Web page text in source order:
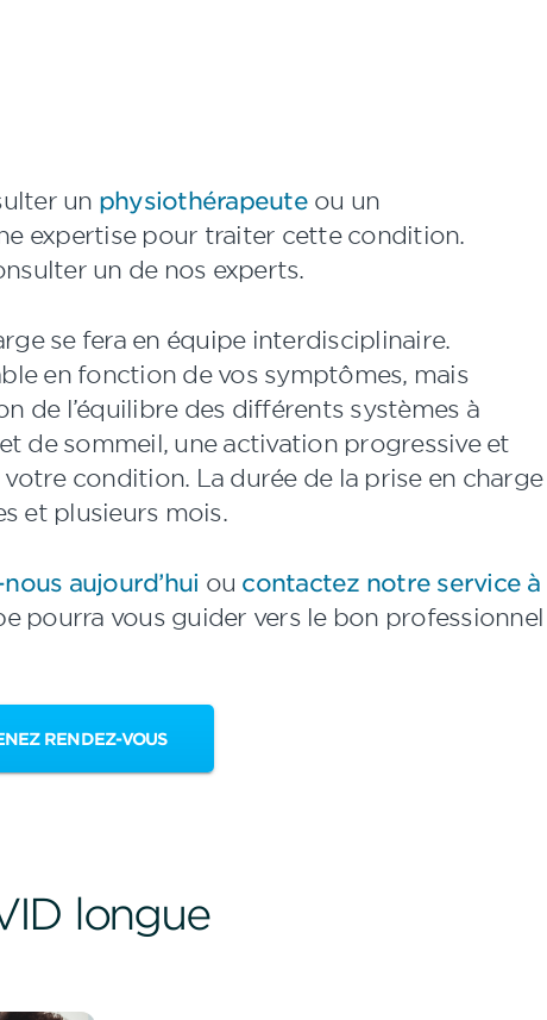
un physiothérapeuteou un
expertise pour traiter cette condition.
un de nos experts.
se fera en équipe interdisciplinaire.
en fonction de vos symptômes, mais
de l’équilibre des différents systèmes à
de sommeil, une activation progressive et
condition. La durée de la prise en charge
et plusieurs mois.
aujourd’hui ou contactez notre service à
pourra vous guider vers le bon professionnel
RENDEZ-VOUS
longue